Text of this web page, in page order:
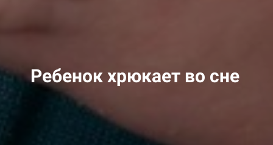
Ребенок хрюкает во сне